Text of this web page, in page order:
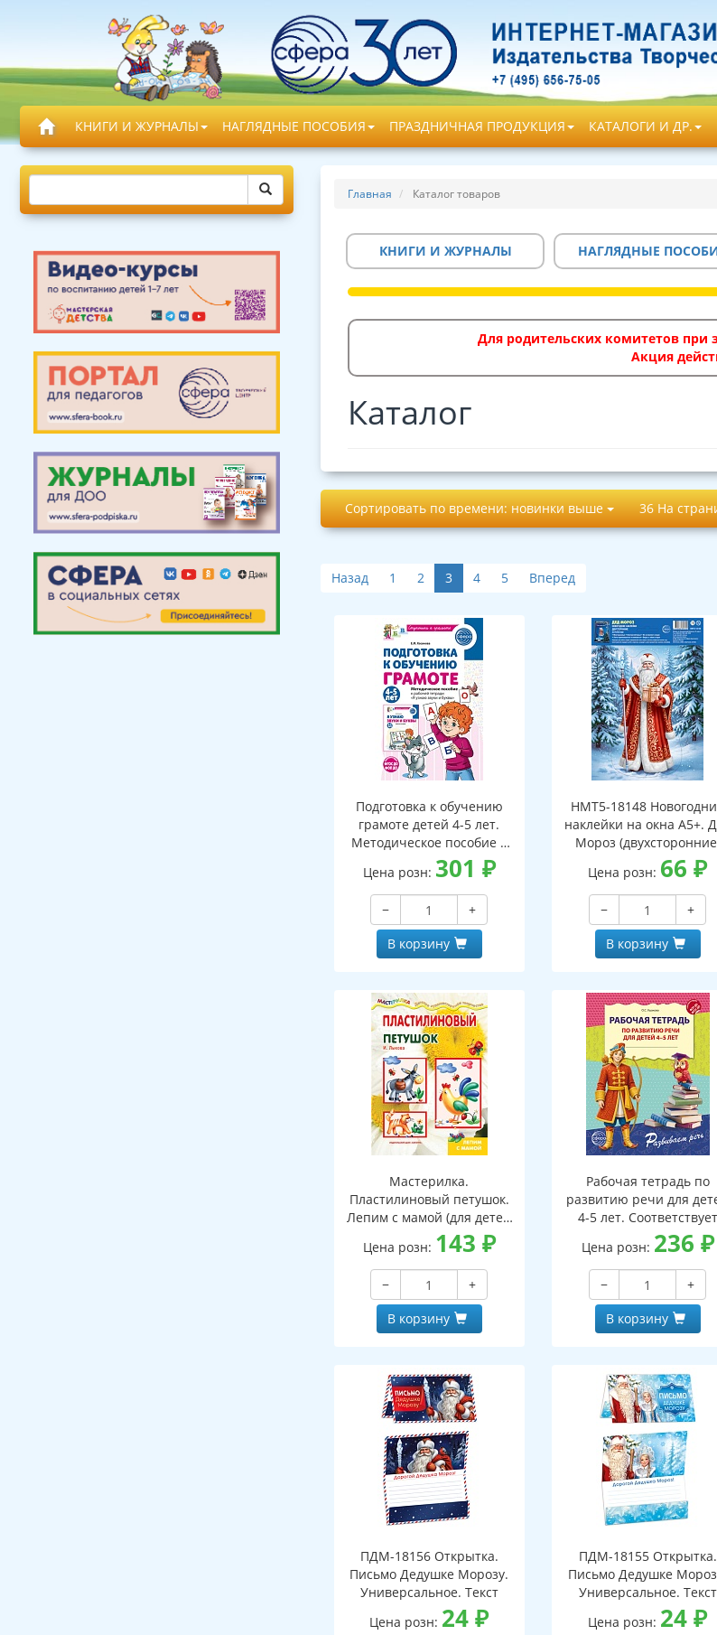
КНИГИ И ЖУРНАЛЫ НАГЛЯДНЫЕ ПОСОБИЯ ПРАЗДНИЧНАЯ ПРОДУКЦИЯ КАТАЛОГИ И ДР.
Главная Каталог товаров
КНИГИ И ЖУРНАЛЫ НАГЛЯДНЫЕ
Для родительских комитетов при
Акция
Каталог
Сортировать по времени: новинки выше 36 На
Назад 1 2 3 4 5 Вперед
Подготовка к обучению
грамоте детей 4-5 лет.
Методическое пособие к
рабочей тетради "Я узнаю
звуки и буквы"
Цена розн: 301 ₽
−
+
В корзину
НМТ5-18148
наклейки на окна А5+.
Мороз
видны с обеих сторон,
многоразовые)
Цена розн: 66₽
−
+
В корзину
Мастерилка.
Пластилиновый петушок.
Лепим с мамой (для детей
5-7 лет)
Цена розн: 143 ₽
−
+
В корзину
Рабочая тетрадь по
развитию речи для
4-5 лет. Соответствует
ФГОС ДО - 3-е изд испр.
Цена розн: 236 ₽
−
+
В корзину
ПДМ-18156 Открытка.
Письмо Дедушке Морозу.
Универсальное. Текст
Цена розн: 24₽
ПДМ-18155 Открытка.
Письмо Дедушке
Универсальное. Текст
Цена розн: 24₽